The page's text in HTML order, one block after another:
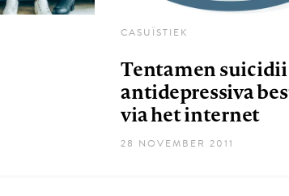
CASUÏSTIEK
Tentamen
antidepressiva
via het internet
28 NOVEMBER 2011